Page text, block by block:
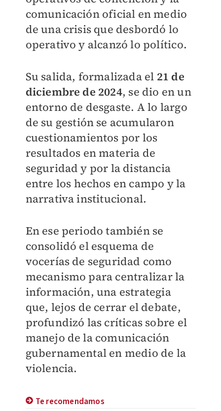
comunicación oficial en medio
de una crisis que desbordó lo
operativo y alcanzó lo político.
Su salida, formalizada el 21 de
diciembre de 2024, se dio en un
entorno de desgaste. A lo largo
de su gestión se acumularon
cuestionamientos por los
resultados en materia de
seguridad y por la distancia
entre los hechos en campo y la
narrativa institucional.
En ese periodo también se
consolidó el esquema de
vocerías de seguridad como
mecanismo para centralizar la
información, una estrategia
que, lejos de cerrar el debate,
profundizó las críticas sobre el
manejo de la comunicación
gubernamental en medio de la
violencia.
Te recomendamos